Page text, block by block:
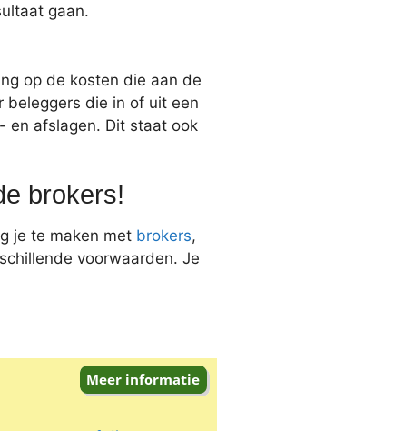
gaan.
op de kosten die aan de
beleggers die in of uit een
en afslagen. Dit staat ook
brokers!
je te maken met brokers,
voorwaarden. Je